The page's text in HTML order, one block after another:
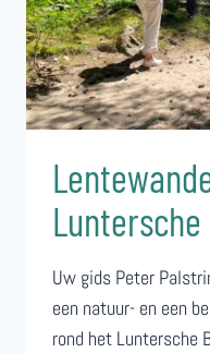
Uw gids Peter
een natuur- en een
rond het Luntersche